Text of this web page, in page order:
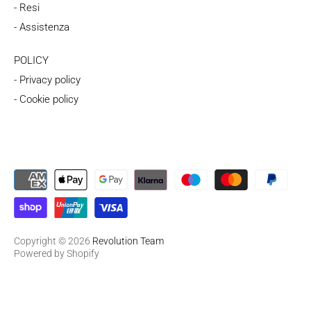
- Resi
- Assistenza
POLICY
- Privacy policy
- Cookie policy
Copyright © 2026 Revolution Team
Powered by Shopify